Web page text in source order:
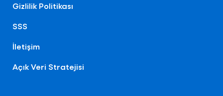
Gizlilik Politikası
SSS
İletişim
Açık Veri Stratejisi